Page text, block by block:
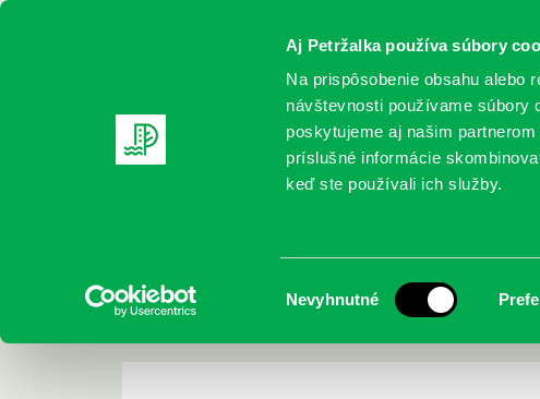
Aj Petržalka používa súbory
Na prispôsobenie obsahu alebo
návštevnosti používame súbory
poskytujeme aj našim
príslušné informácie
keď ste používali ich služby.
súhlasu
Nevyhnutné
REGISTRUJTE SA ONLINE KATALÓGY
Molnárová-
histamínovou